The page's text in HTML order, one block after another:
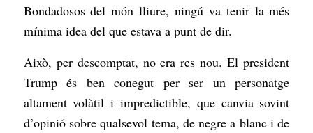
Bondadosos del món lliure, ningú va tenir la més
mínima idea del que estava a punt de dir.
Això, per descomptat, no era res nou. El president
Trump és ben conegut per ser un personatge
altament volàtil i impredictible, que canvia sovint
d’opinió sobre qualsevol tema, de negre a blanc i de